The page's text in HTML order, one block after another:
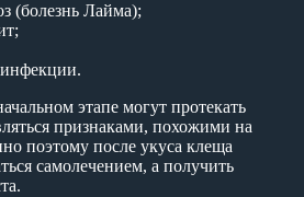
(болезнь Лайма);
этапе могут протекать
признаками, похожими на
поэтому после укуса клеща
самолечением, а получить